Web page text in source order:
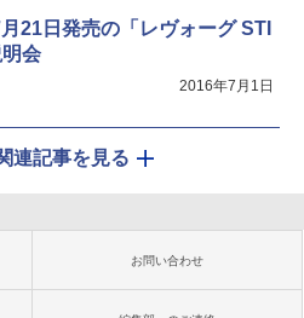
21日発売の「レヴォーグ STI
会
2016年7月1日
連記事を見る
お問い合わせ